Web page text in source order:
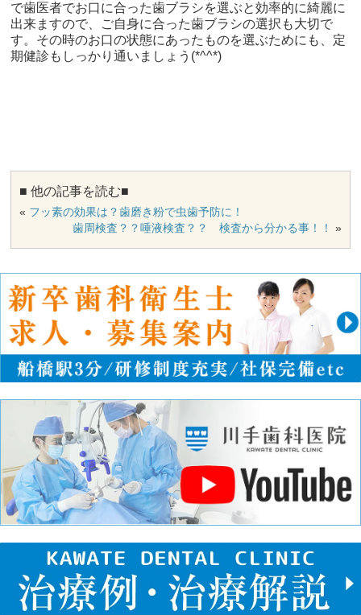
で歯医者でお口に合った歯ブラシを選ぶと効率的に綺麗に
出来ますので、ご自身に合った歯ブラシの選択も大切で
す。その時のお口の状態にあったものを選ぶためにも、定
期健診もしっかり通いましょう(*^^*)
■ 他の記事を読む■
« フッ素の効果は？歯磨き粉で虫歯予防に！
歯周検査？？唾液検査？？ 検査から分かる事！！
»